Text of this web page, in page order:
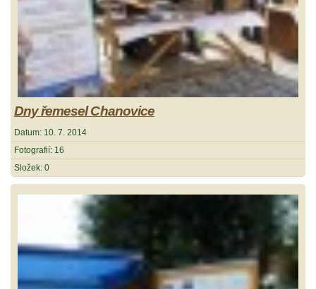
Dny řemesel Chanovice
Datum: 10. 7. 2014
Fotografií: 16
Složek: 0